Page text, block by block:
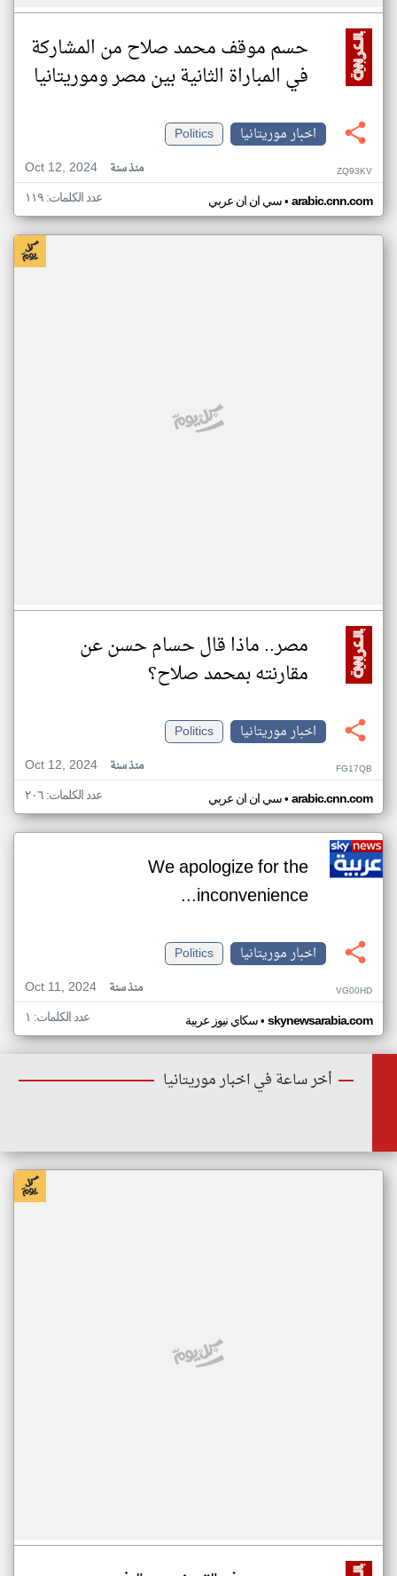
حسم موقف محمد صلاح من المشاركة
في المباراة الثانية بين مصر وموريتانيا
اخبار موريتانيا
Politics
Oct 12, 2024
منذ سنة ZQ93KV
سي ان ان عربي• arabic.cnn.com عدد الكلمات: ١١٩
مصر.. ماذا قال حسام حسن عن
مقارنته بمحمد صلاح؟
اخبار موريتانيا
Politics
Oct 12, 2024
منذ سنة FG17QB
سي ان ان عربي• arabic.cnn.com عدد الكلمات: ٢٠٦
We apologize for the
inconvenience...
اخبار موريتانيا
Politics
Oct 11, 2024
منذ سنة VG00HD
سكاي نيوز عربية• skynewsarabia.com عدد الكلمات: ١
أخر ساعة في اخبار موريتانيا